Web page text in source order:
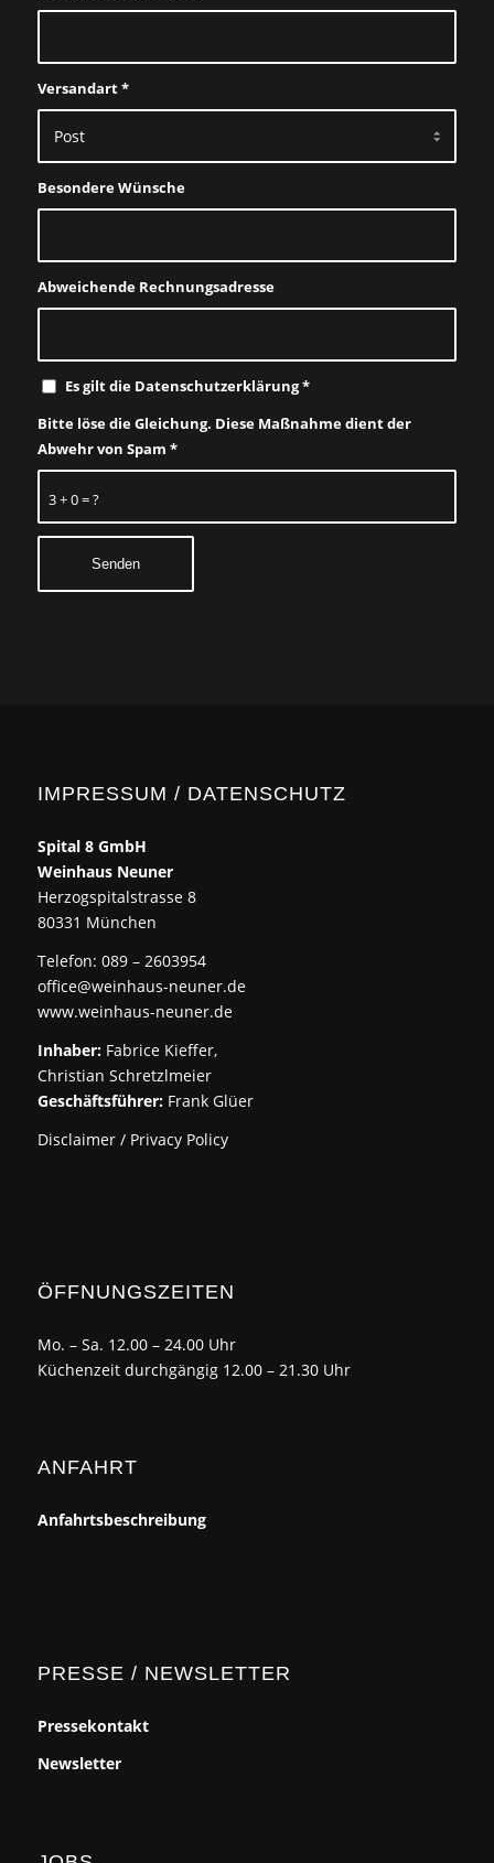
Versandart*
Besondere Wünsche
Abweichende Rechnungsadresse
Es gilt die Datenschutzerklärung*
3 + 0 = ?
Bitte löse die Gleichung. Diese Maßnahme dient der
Abwehr von Spam *
IMPRESSUM / DATENSCHUTZ
Spital 8 GmbH
Weinhaus Neuner
Herzogspitalstrasse 8
80331 München
Telefon: 089 – 2603954
office@weinhaus-neuner.de
www.weinhaus-neuner.de
Inhaber:Fabrice Kieffer,
Christian Schretzlmeier
Geschäftsführer:Frank Glüer
Disclaimer / Privacy Policy
ÖFFNUNGSZEITEN
Mo. – Sa. 12.00 – 24.00 Uhr
Küchenzeit durchgängig 12.00 – 21.30 Uhr
ANFAHRT
Anfahrtsbeschreibung
PRESSE / NEWSLETTER
Pressekontakt
Newsletter